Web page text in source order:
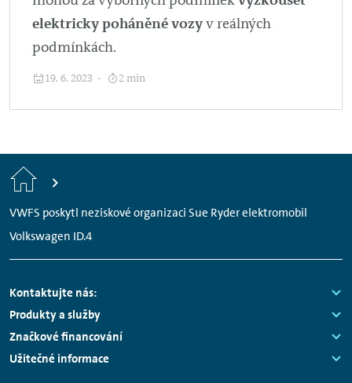
elektricky poháněné vozyv reálných
podmínkách.
19. 6. 2023 2 min
Home
VWFS poskytl neziskové organizaci Sue Ryder elektromobil
Volkswagen ID.4
Footer
Navigation
Kontaktujte nás:
Links:
Produkty a služby
Links:
Značkové financování
Links:
Užitečné informace